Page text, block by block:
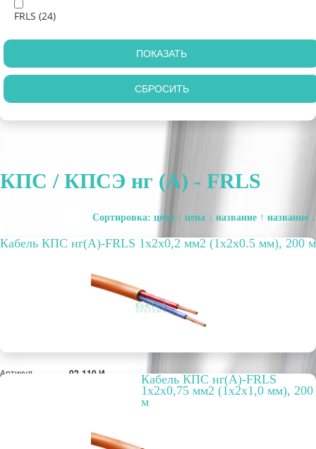
FRLS (24)
КПС / КПСЭ нг (А) - FRLS
Сортировка: цена ↑ цена ↓ название ↑ название ↓
Кабель КПС нг(А)-FRLS 1х2х0,2 мм2 (1x2x0.5 мм), 200 м
Артикул 02-110 И
Кабель КПС нг(А)-FRLS
1х2х0,75 мм2 (1х2х1,0 мм), 200
м